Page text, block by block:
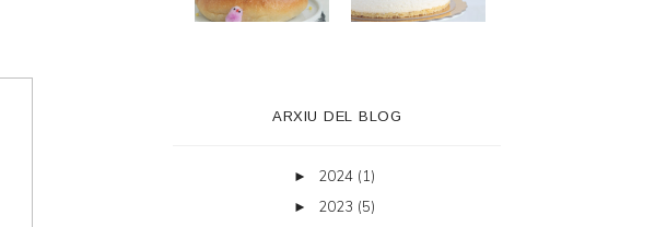
ARXIU DEL BLOG
► 2024 (1)
► 2023 (5)